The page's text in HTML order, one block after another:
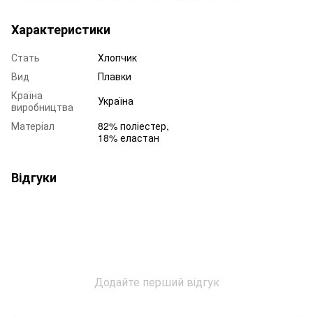
Характеристики
Стать
Хлопчик
Вид
Плавки
Країна
виробництва
Україна
Матеріал
82% поліестер,
18% еластан
Відгуки
Додайте перший відгук